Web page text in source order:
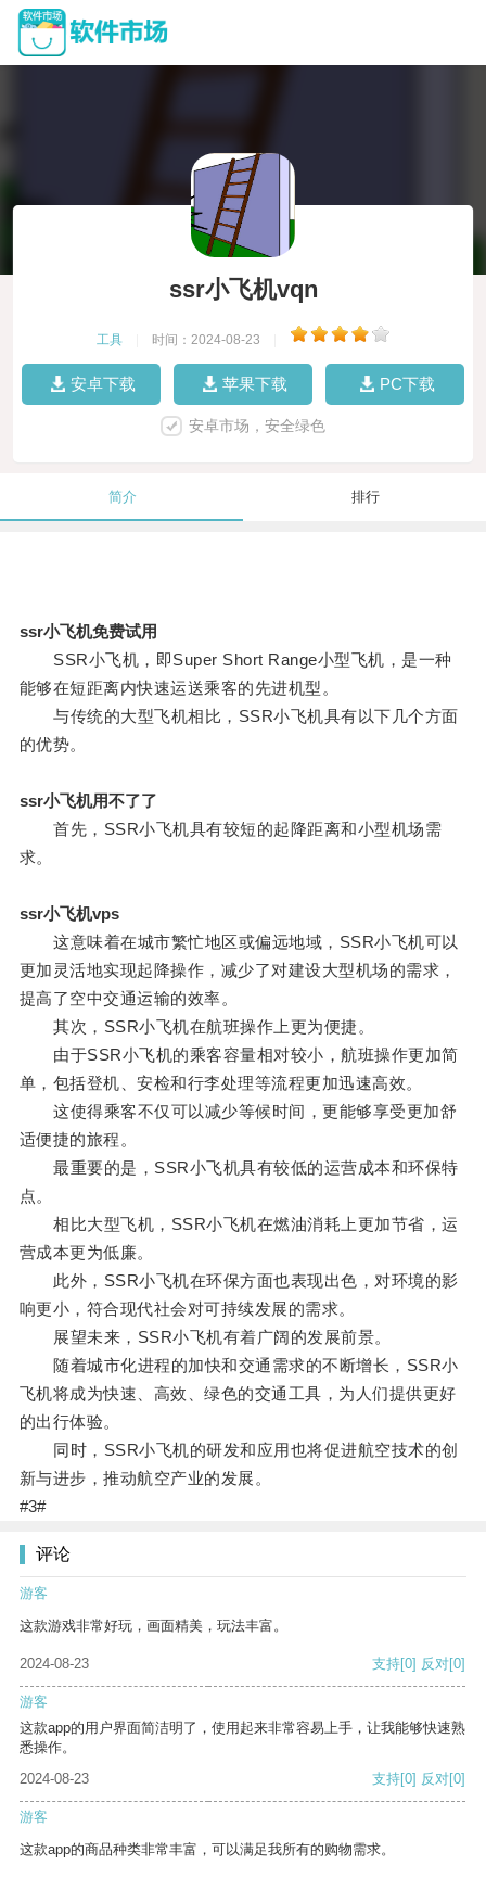
ssr小飞机vqn
工具 时间：2024-08-23
安卓下载 苹果下载 PC下载
安卓市场，安全绿色
简介 排行
ssr小飞机免费试用
SSR小飞机，即Super Short Range小型飞机，是一种
能够在短距离内快速运送乘客的先进机型。
与传统的大型飞机相比，SSR小飞机具有以下几个方面
的优势。
ssr小飞机用不了了
首先，SSR小飞机具有较短的起降距离和小型机场需
求。
ssr小飞机vps
这意味着在城市繁忙地区或偏远地域，SSR小飞机可以
更加灵活地实现起降操作，减少了对建设大型机场的需求，
提高了空中交通运输的效率。
其次，SSR小飞机在航班操作上更为便捷。
由于SSR小飞机的乘客容量相对较小，航班操作更加简
单，包括登机、安检和行李处理等流程更加迅速高效。
这使得乘客不仅可以减少等候时间，更能够享受更加舒
适便捷的旅程。
最重要的是，SSR小飞机具有较低的运营成本和环保特
点。
相比大型飞机，SSR小飞机在燃油消耗上更加节省，运
营成本更为低廉。
此外，SSR小飞机在环保方面也表现出色，对环境的影
响更小，符合现代社会对可持续发展的需求。
展望未来，SSR小飞机有着广阔的发展前景。
随着城市化进程的加快和交通需求的不断增长，SSR小
飞机将成为快速、高效、绿色的交通工具，为人们提供更好
的出行体验。
同时，SSR小飞机的研发和应用也将促进航空技术的创
新与进步，推动航空产业的发展。
#3#
评论
游客
这款游戏非常好玩，画面精美，玩法丰富。
2024-08-23 支持[0] 反对[0]
游客
这款app的用户界面简洁明了，使用起来非常容易上手，让我能够快速熟
悉操作。
2024-08-23
支持[0] 反对[0]
游客
这款app的商品种类非常丰富，可以满足我所有的购物需求。